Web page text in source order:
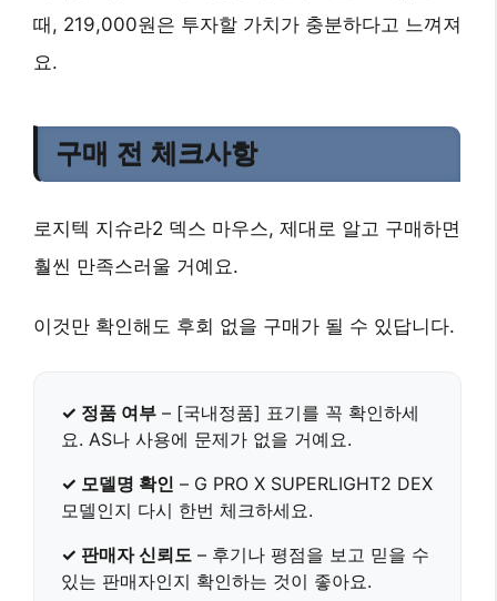
때, 219,000원은 투자할 가치가 충분하다고 느껴져
요.
구매 전 체크사항
로지텍 지슈라2 덱스 마우스, 제대로 알고 구매하면
훨씬 만족스러울 거예요.
이것만 확인해도 후회 없을 구매가 될 수 있답니다.
✓ 정품 여부 – [국내정품] 표기를 꼭 확인하세
요. AS나 사용에 문제가 없을 거예요.
✓ 모델명 확인 – G PRO X SUPERLIGHT2 DEX
모델인지 다시 한번 체크하세요.
✓ 판매자 신뢰도 – 후기나 평점을 보고 믿을 수
있는 판매자인지 확인하는 것이 좋아요.